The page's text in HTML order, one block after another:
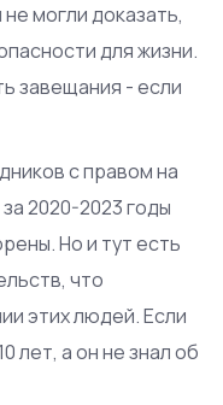
могли доказать,
для жизни.
завещания - если
с правом на
2020-2023 годы
Но и тут есть
что
этих людей. Если
лет, а он не знал об